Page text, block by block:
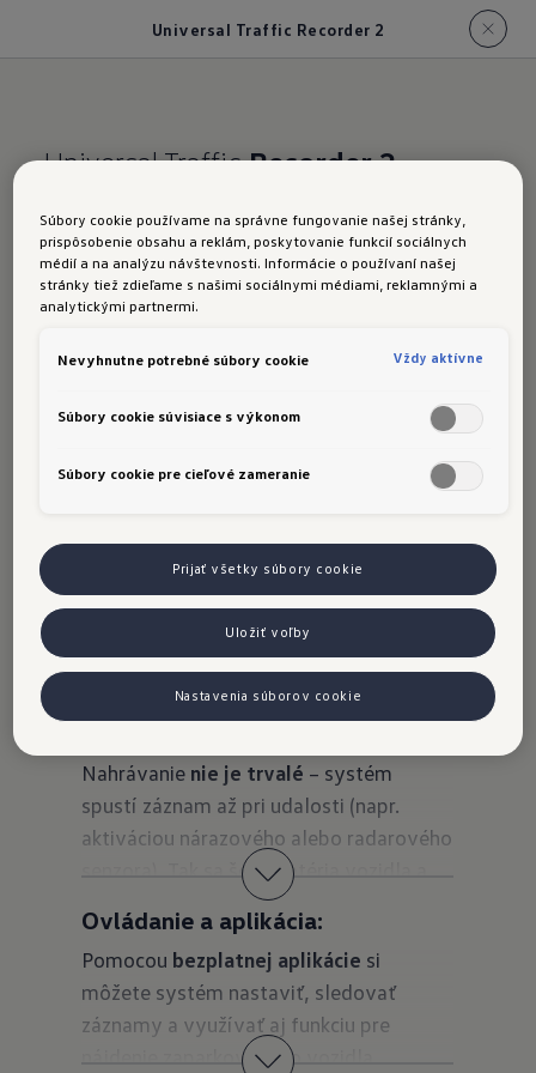
Universal Traffic Recorder 2
Universal TrafficRecorder 2
kamerami, ktorý pri udalosti nahráva dopravu
pred vozidlom a za vozidlom. Nová verzia
prináša lepšie rozlíšenie a umožňuje doplniť
Na čo slúži:
Zachytáva situácie pred a za vozidlom počas
ukladajú namicro‑SD kartu.
Montáž:
Nahrávanie nie je trvalé – systém
spustí záznam až pri udalosti (napr.
aktiváciou nárazového alebo radarového
senzora). Tak sa šetrí batéria vozidla a
zároveň sa dodržiavajú zásady ochrany
osobných údajov.
Ovládanie a aplikácia:
Pomocou bezplatnej aplikácie si
môžete systém nastaviť, sledovať
záznamy a využívať aj funkciu pre
nájdenie zaparkovaného vozidla.
Súbory cookie používame na správne fungovanie našej stránky,
prispôsobenie obsahu a reklám, poskytovanie funkcií sociálnych
médií a na analýzu návštevnosti. Informácie o používaní našej
stránky tiež zdieľame s našimi sociálnymi médiami, reklamnými a
analytickými partnermi.
Nevyhnutne potrebné súbory cookie Vždy aktívne
Súbory cookie súvisiace s výkonom
Súbory cookie pre cieľové zameranie
Prijať všetky súbory cookie
Uložiť voľby
Nastavenia súborov cookie